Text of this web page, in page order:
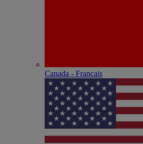
Canada - Français